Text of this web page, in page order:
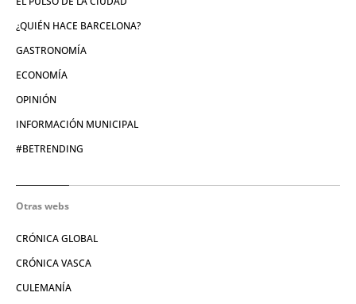
¿QUIÉN HACE BARCELONA?
GASTRONOMÍA
ECONOMÍA
OPINIÓN
INFORMACIÓN MUNICIPAL
#BETRENDING
Otras webs
CRÓNICA GLOBAL
CRÓNICA VASCA
CULEMANÍA